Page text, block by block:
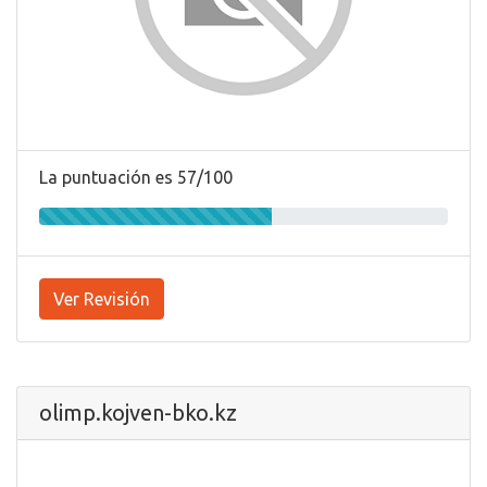
La puntuación es 57/100
Ver Revisión
olimp.kojven-bko.kz